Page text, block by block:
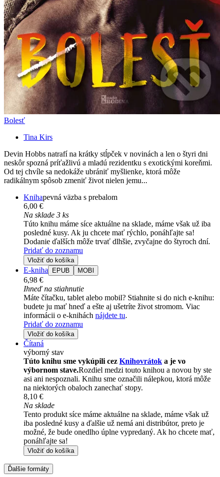
Bolesť
Tina Kirs
Devin Hobbs natrafí na krátky stĺpček v novinách a len o štyri dni
neskôr spozná príťažlivú a mladú rezidentku s exotickými koreňmi.
Od tej chvíle sa nedokáže ubrániť myšlienke, ktorá môže
radikálnym spôsob zmeniť život nielen jemu...
Knihapevná väzba s prebalom
6,00 €
Na sklade 3 ks
Túto knihu máme síce aktuálne na sklade, máme však už iba
posledné kusy. Ak ju chcete mať rýchlo, ponáhľajte sa!
Dodanie ďalších môže trvať dlhšie, zvyčajne do štyroch dní.
Pridať do zoznamu
Vložiť do košíka
E-kniha EPUB MOBI
6,98 €
Ihneď na stiahnutie
Máte čítačku, tablet alebo mobil? Stiahnite si do nich e-knihu:
budete ju mať hneď a ešte aj ušetríte život stromom. Viac
informácii o e-knihách nájdete tu.
Pridať do zoznamu
Vložiť do košíka
Čítaná
výborný stav
Túto knihu sme vykúpili cez Knihovrátok a je vo
výbornom stave.Rozdiel medzi touto knihou a novou by ste
asi ani nespoznali. Knihu sme označili nálepkou, ktorá môže
na niektorých obaloch zanechať stopy.
8,10 €
Na sklade
Tento produkt síce máme aktuálne na sklade, máme však už
iba posledné kusy a ďalšie už nemá ani distribútor, preto je
možné, že bude onedlho úplne vypredaný. Ak ho chcete mať,
ponáhľajte sa!
Vložiť do košíka
Ďalšie formáty